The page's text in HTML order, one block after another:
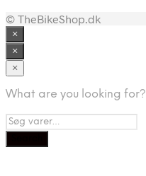
© TheBikeShop.dk
×
×
×
What are you looking for?